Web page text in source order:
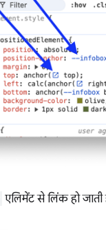
एलिमेंट से लिंक हो जाती